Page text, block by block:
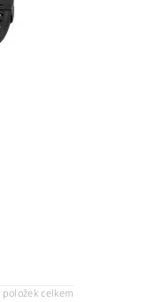
položek celkem